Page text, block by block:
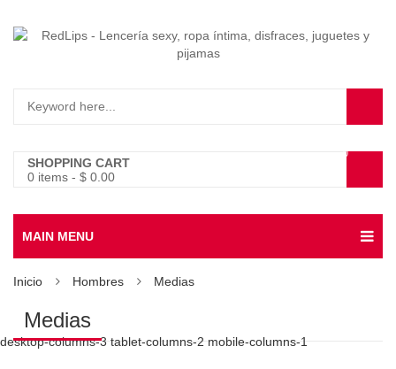
SHOPPING CART
0 items - $ 0.00
0
MAIN MENU
Inicio Hombres Medias
Medias
desktop-columns-3 tablet-columns-2 mobile-columns-1